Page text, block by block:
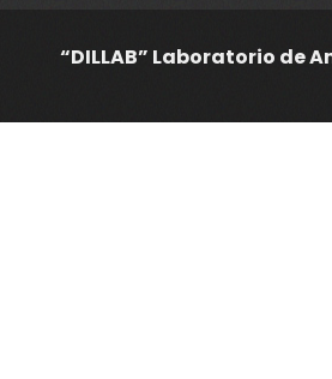
“DILLAB” Laboratorio de